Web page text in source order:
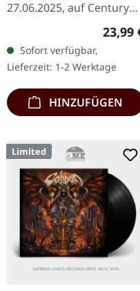
27.06.2025, auf Century
Transparentes Sonnen-
Gelb Vinyl, Indie-Exklusiv!
B-Stock: Cover hat…
23,99
Sofort verfügbar,
Lieferzeit: 1-2 Werktage
HINZUFÜGEN
Limited